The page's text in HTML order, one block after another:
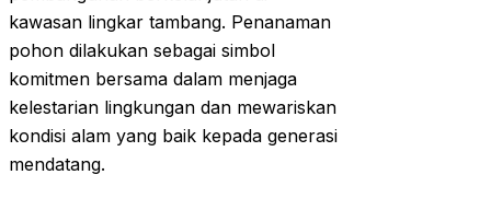
kawasan lingkar tambang. Penanaman
pohon dilakukan sebagai simbol
komitmen bersama dalam menjaga
kelestarian lingkungan dan mewariskan
kondisi alam yang baik kepada generasi
mendatang.